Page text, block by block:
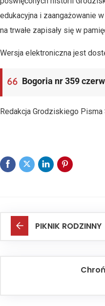
edukacyjna i zaangażowanie
na trwałe zapisały się w
Wersja elektroniczna jest
Bogoria nr 359
Redakcja Grodziskiego
PIKNIK RODZINNY